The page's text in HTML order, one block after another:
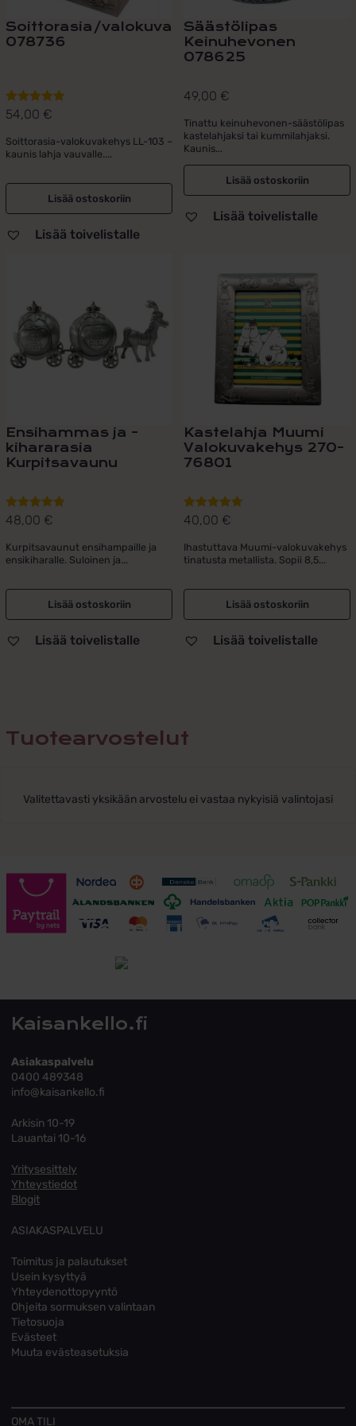
Soittorasia/valokuvakehys
078736
Arvostelu
5.00/ 5
54,00 €
Soittorasia-valokuvakehys LL-103 –
kaunis lahja vauvalle....
Lisää ostoskoriin
Lisää toivelistalle
Säästölipas
Keinuhevonen
078625
49,00 €
Tinattu keinuhevonen-säästölipas
kastelahjaksi tai kummilahjaksi.
Kaunis...
Lisää ostoskoriin
Lisää toivelistalle
Ensihammas ja -
kihararasia
Kurpitsavaunu
Arvostelu
5.00/ 5
48,00 €
Kurpitsavaunut ensihampaille ja
ensikiharalle. Suloinen ja...
Lisää ostoskoriin
Lisää toivelistalle
Kastelahja Muumi
Valokuvakehys 270-
76801
Arvostelu
5.00/ 5
40,00 €
Ihastuttava Muumi-valokuvakehys
tinatusta metallista. Sopii 8,5...
Lisää ostoskoriin
Lisää toivelistalle
Tuotearvostelut
Valitettavasti yksikään arvostelu ei vastaa nykyisiä valintojasi
Toimitusehdot
Kaisankello.fi
Asiakaspalvelu
0400 489348
info@kaisankello.fi
Arkisin 10-19
Lauantai 10-16
Yritysesittely
Yhteystiedot
Blogit
ASIAKASPALVELU
Toimitus ja palautukset
Usein kysyttyä
Yhteydenottopyyntö
Ohjeita sormuksen valintaan
Tietosuoja
Evästeet
Muuta evästeasetuksia
OMA TILI